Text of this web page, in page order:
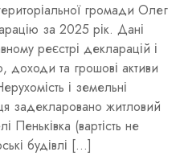
громади Олег
за 2025 рік. Дані
реєстрі декларацій і
доходи та грошові активи
і земельні
задекларовано житловий
(вартість не
будівлі […]